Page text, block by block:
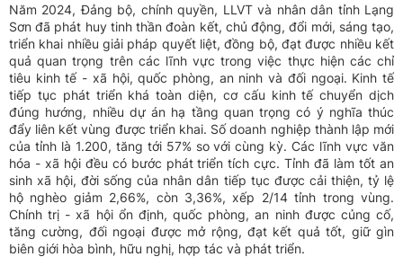
Năm 2024, Đảng bộ, chính quyền, LLVT và nhân dân tỉnh Lạng
Sơn đã phát huy tinh thần đoàn kết, chủ động, đổi mới, sáng tạo,
triển khai nhiều giải pháp quyết liệt, đồng bộ, đạt được nhiều kết
quả quan trọng trên các lĩnh vực trong việc thực hiện các chỉ
tiêu kinh tế - xã hội, quốc phòng, an ninh và đối ngoại. Kinh tế
tiếp tục phát triển khá toàn diện, cơ cấu kinh tế chuyển dịch
đúng hướng, nhiều dự án hạ tầng quan trọng có ý nghĩa thúc
đẩy liên kết vùng được triển khai. Số doanh nghiệp thành lập mới
của tỉnh là 1.200, tăng tới 57% so với cùng kỳ. Các lĩnh vực văn
hóa - xã hội đều có bước phát triển tích cực. Tỉnh đã làm tốt an
sinh xã hội, đời sống của nhân dân tiếp tục được cải thiện, tỷ lệ
hộ nghèo giảm 2,66%, còn 3,36%, xếp 2/14 tỉnh trong vùng.
Chính trị - xã hội ổn định, quốc phòng, an ninh được củng cố,
tăng cường, đối ngoại được mở rộng, đạt kết quả tốt, giữ gìn
biên giới hòa bình, hữu nghị, hợp tác và phát triển.